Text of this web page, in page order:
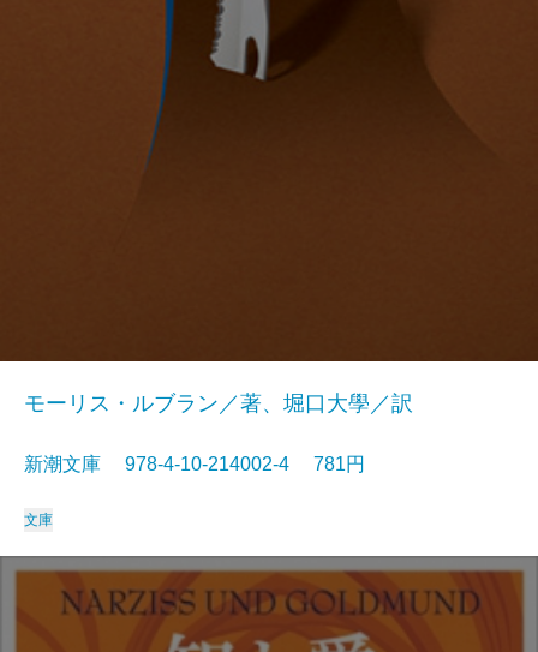
モーリス・ルブラン／著、堀口大學／訳
新潮文庫 978-4-10-214002-4 781円
文庫